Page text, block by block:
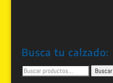
Busca tu calzado:
Buscar
por:
Buscar